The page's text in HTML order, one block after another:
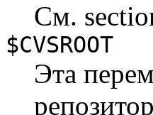
См.
$CVSROOT
Эта